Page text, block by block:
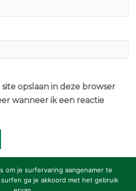
opslaan in deze browser
wanneer ik een reactie
om je surfervaring aangenamer te
ga je akkoord met het gebruik